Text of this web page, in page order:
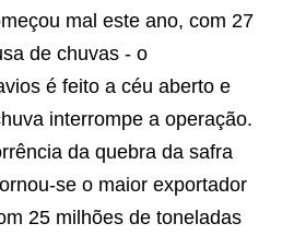
mal este ano, com 27
de chuvas - o
é feito a céu aberto e
interrompe a operação.
da quebra da safra
se o maior exportador
25 milhões de toneladas